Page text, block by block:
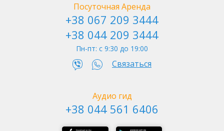
Но прежде чем идти в гостиницу «Прага» в Киеве знайте, что
Посуточная Аренда
+38 067 209 3444
+38 044 209 3444
Пн-пт: c 9:30 до 19:00
Связаться
Аудио гид
+38 044 561 6406